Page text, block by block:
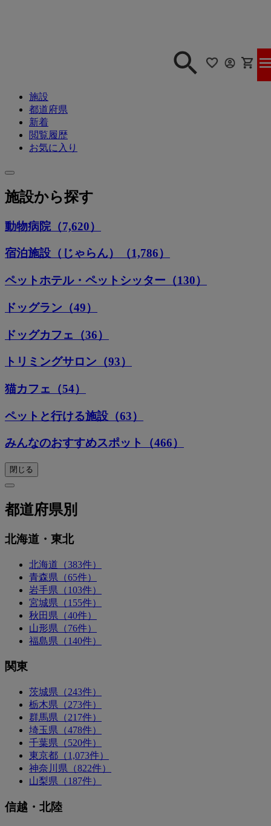
施設
都道府県
新着
閲覧履歴
お気に入り
施設から探す
動物病院（7,620）
宿泊施設（じゃらん）（1,786）
ペットホテル・ペットシッター（130）
ドッグラン（49）
ドッグカフェ（36）
トリミングサロン（93）
猫カフェ（54）
ペットと行ける施設（63）
みんなのおすすめスポット（466）
閉じる
都道府県別
北海道・東北
北海道（383件）
青森県（65件）
岩手県（103件）
宮城県（155件）
秋田県（40件）
山形県（76件）
福島県（140件）
関東
茨城県（243件）
栃木県（273件）
群馬県（217件）
埼玉県（478件）
千葉県（520件）
東京都（1,073件）
神奈川県（822件）
山梨県（187件）
信越・北陸